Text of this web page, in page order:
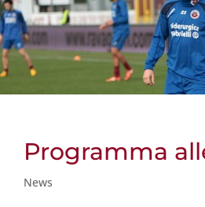
Programma
News